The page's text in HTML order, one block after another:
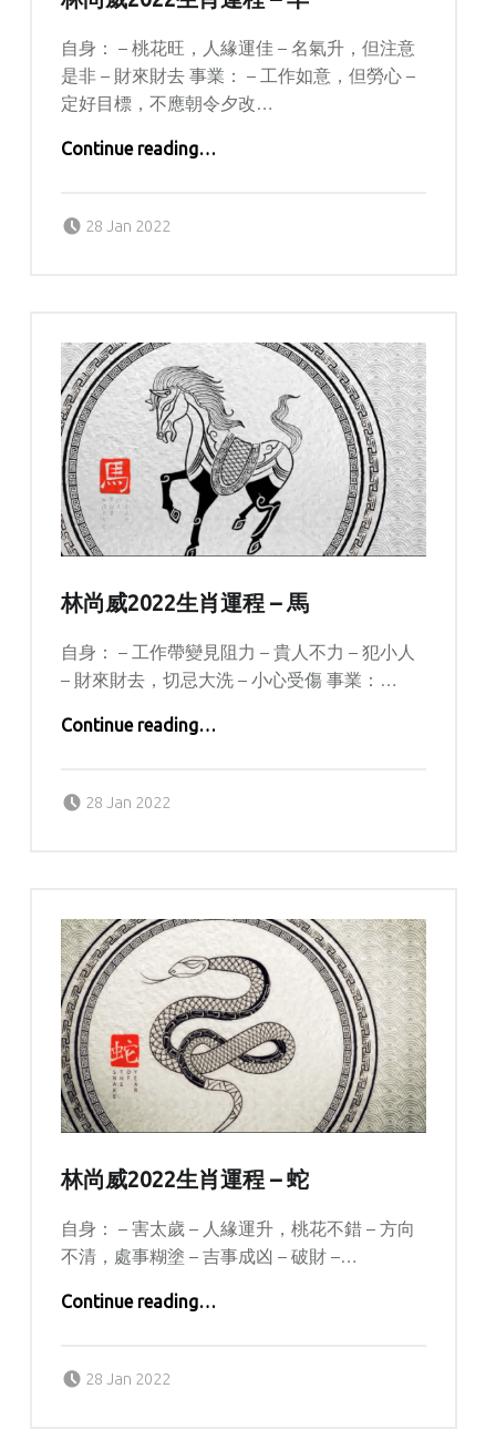
自身： – 桃花旺，人緣運佳 – 名氣升，但注意
是非 – 財來財去 事業： – 工作如意，但勞心 –
定好目標，不應朝令夕改…
Continue reading“林尚威2022生肖運程 – 羊”
…
28 Jan 2022
林尚威2022生肖運程 – 馬
自身： – 工作帶變見阻力 – 貴人不力 – 犯小人
– 財來財去，切忌大洗 – 小心受傷 事業：…
Continue reading“林尚威2022生肖運程 – 馬”
…
28 Jan 2022
林尚威2022生肖運程 – 蛇
自身： – 害太歲 – 人緣運升，桃花不錯 – 方向
不清，處事糊塗 – 吉事成凶 – 破財 –…
Continue reading“林尚威2022生肖運程 – 蛇”
…
28 Jan 2022